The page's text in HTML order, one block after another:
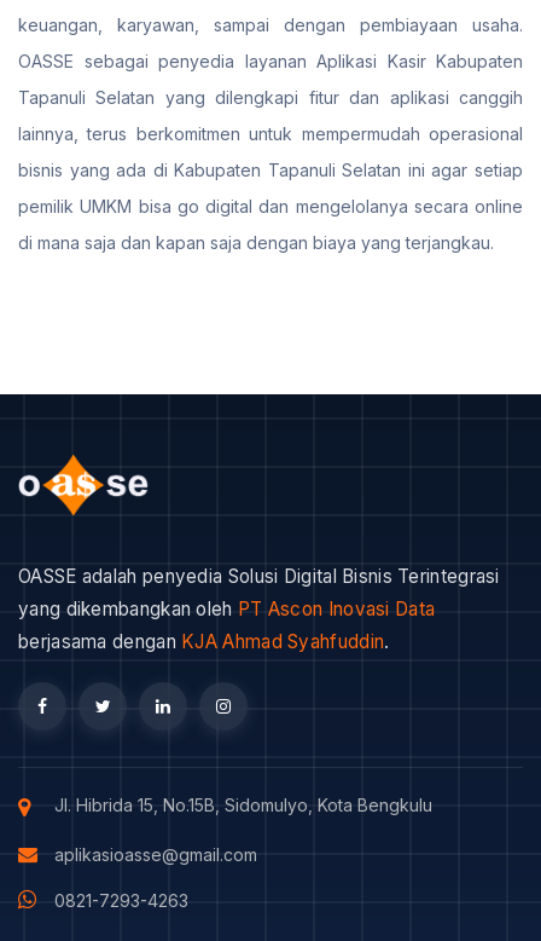
keuangan, karyawan, sampai dengan pembiayaan usaha.
OASSE sebagai penyedia layanan Aplikasi Kasir Kabupaten
Tapanuli Selatan yang dilengkapi fitur dan aplikasi canggih
lainnya, terus berkomitmen untuk mempermudah operasional
bisnis yang ada di Kabupaten Tapanuli Selatan ini agar setiap
pemilik UMKM bisa go digital dan mengelolanya secara online
di mana saja dan kapan saja dengan biaya yang terjangkau.
OASSE adalah penyedia Solusi Digital Bisnis Terintegrasi
yang dikembangkan oleh PT Ascon Inovasi Data
berjasama dengan KJA Ahmad Syahfuddin.
Jl. Hibrida 15, No.15B, Sidomulyo, Kota Bengkulu
aplikasioasse@gmail.com
0821-7293-4263